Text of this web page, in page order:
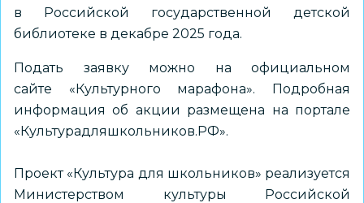
в Российской государственной детской
библиотеке в декабре 2025 года.
Подать заявку можно на официальном
сайте «Культурного марафона». Подробная
информация об акции размещена на портале
«Культурадляшкольников.РФ».
Проект «Культура для школьников» реализуется
Министерством культуры Российской